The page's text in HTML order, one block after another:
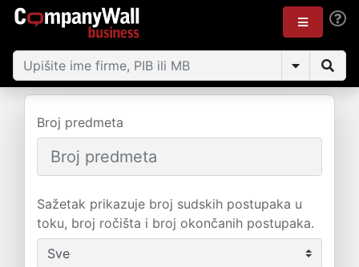
Broj predmeta
Sažetak prikazuje broj sudskih postupaka u
toku, broj ročišta i broj okončanih postupaka.